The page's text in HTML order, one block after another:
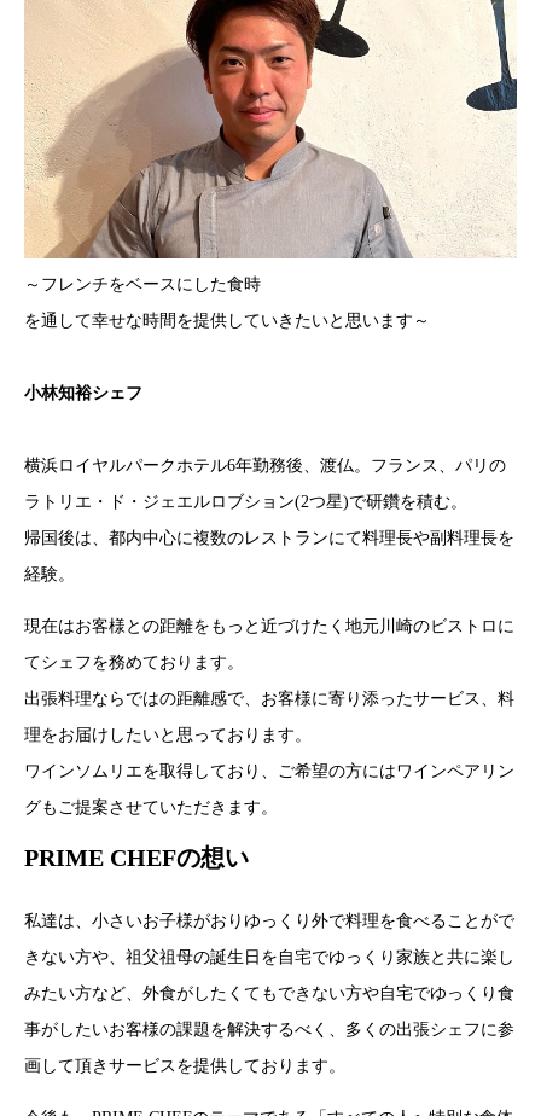
～フレンチをベースにした食時
を通して幸せな時間を提供していきたいと思います～
小林知裕シェフ
横浜ロイヤルパークホテル6年勤務後、渡仏。フランス、パリの
ラトリエ・ド・ジェエルロブション(2つ星)で研鑽を積む。
帰国後は、都内中心に複数のレストランにて料理長や副料理長を
経験。
現在はお客様との距離をもっと近づけたく地元川崎のビストロに
てシェフを務めております。
出張料理ならではの距離感で、お客様に寄り添ったサービス、料
理をお届けしたいと思っております。
ワインソムリエを取得しており、ご希望の方にはワインペアリン
グもご提案させていただきます。
PRIME CHEFの想い
私達は、小さいお子様がおりゆっくり外で料理を食べることがで
きない方や、祖父祖母の誕生日を自宅でゆっくり家族と共に楽し
みたい方など、外食がしたくてもできない方や自宅でゆっくり食
事がしたいお客様の課題を解決するべく、多くの出張シェフに参
画して頂きサービスを提供しております。